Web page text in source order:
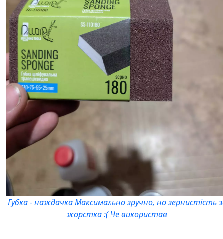
Губка - наждачка Максимально зручно, но зернистість
жорстка :( Не використав